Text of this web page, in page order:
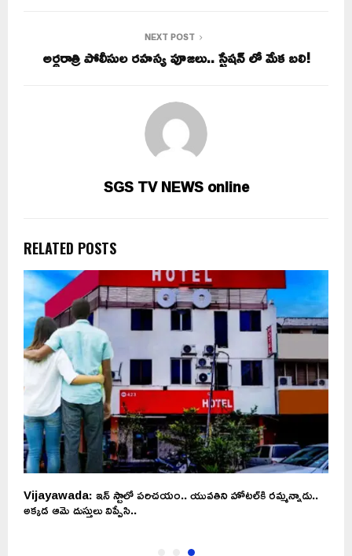
NEXT POST
అర్ధరాత్రి పోలీసుల రహస్య పూజలు.. స్టేషన్ లో మేక బలి!
SGS TV NEWS online
RELATED POSTS
Vijayawada: ఇన్ స్టాలో పరిచయం.. యువతిని హోటల్‌కి రమ్మన్నాడు..
అక్కడ ఆమె దుస్తులు విప్పేసి..